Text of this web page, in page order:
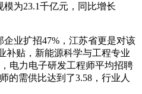
为23.1千亿元，同比增长
业扩招47%，江苏省更是对该
补贴，新能源科学与工程专业
电力电子研发工程师平均招聘
的需供比达到了3.58，行业人